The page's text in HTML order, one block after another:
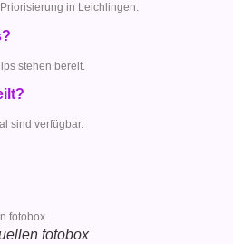
in Leichlingen.
stehen bereit.
sind verfügbar.
fotobox